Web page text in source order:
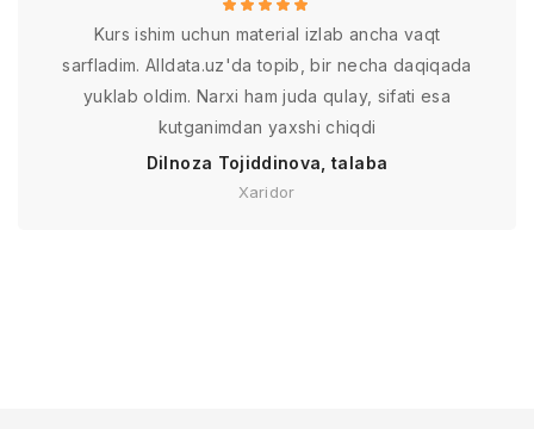
Kurs ishim uchun material izlab ancha vaqt
sarfladim. Alldata.uz'da topib, bir necha daqiqada
yuklab oldim. Narxi ham juda qulay, sifati esa
kutganimdan yaxshi chiqdi
Dilnoza Tojiddinova, talaba
Xaridor